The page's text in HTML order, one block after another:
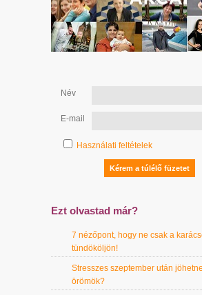
Név
E-mail
Használati feltételek
Ezt olvastad már?
7 nézőpont, hogy ne csak a
tündököljön!
Stresszes szeptember után
örömök?